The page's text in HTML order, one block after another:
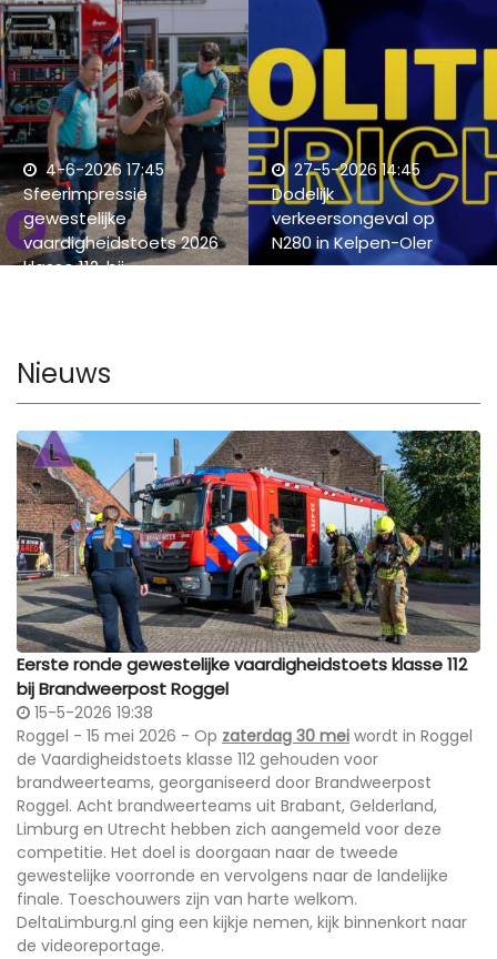
4-6-2026 17:45
Sfeerimpressie
gewestelijke
vaardigheidstoets 2026
klasse 112, bij
27-5-2026 14:45
Dodelijk
verkeersongeval op
N280 in Kelpen-Oler
Nieuws
Eerste ronde gewestelijke vaardigheidstoets klasse 112
bij Brandweerpost Roggel
15-5-2026 19:38
Roggel - 15 mei 2026 - Op zaterdag 30 mei wordt in Roggel
de Vaardigheidstoets klasse 112 gehouden voor
brandweerteams, georganiseerd door Brandweerpost
Roggel. Acht brandweerteams uit Brabant, Gelderland,
Limburg en Utrecht hebben zich aangemeld voor deze
competitie. Het doel is doorgaan naar de tweede
gewestelijke voorronde en vervolgens naar de landelijke
finale. Toeschouwers zijn van harte welkom.
DeltaLimburg.nl ging een kijkje nemen, kijk binnenkort naar
de videoreportage.